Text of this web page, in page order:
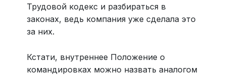
Трудовой кодекс и разбираться в
законах, ведь компания уже сделала это
за них.
Кстати, внутреннее Положение о
командировках можно назвать аналогом